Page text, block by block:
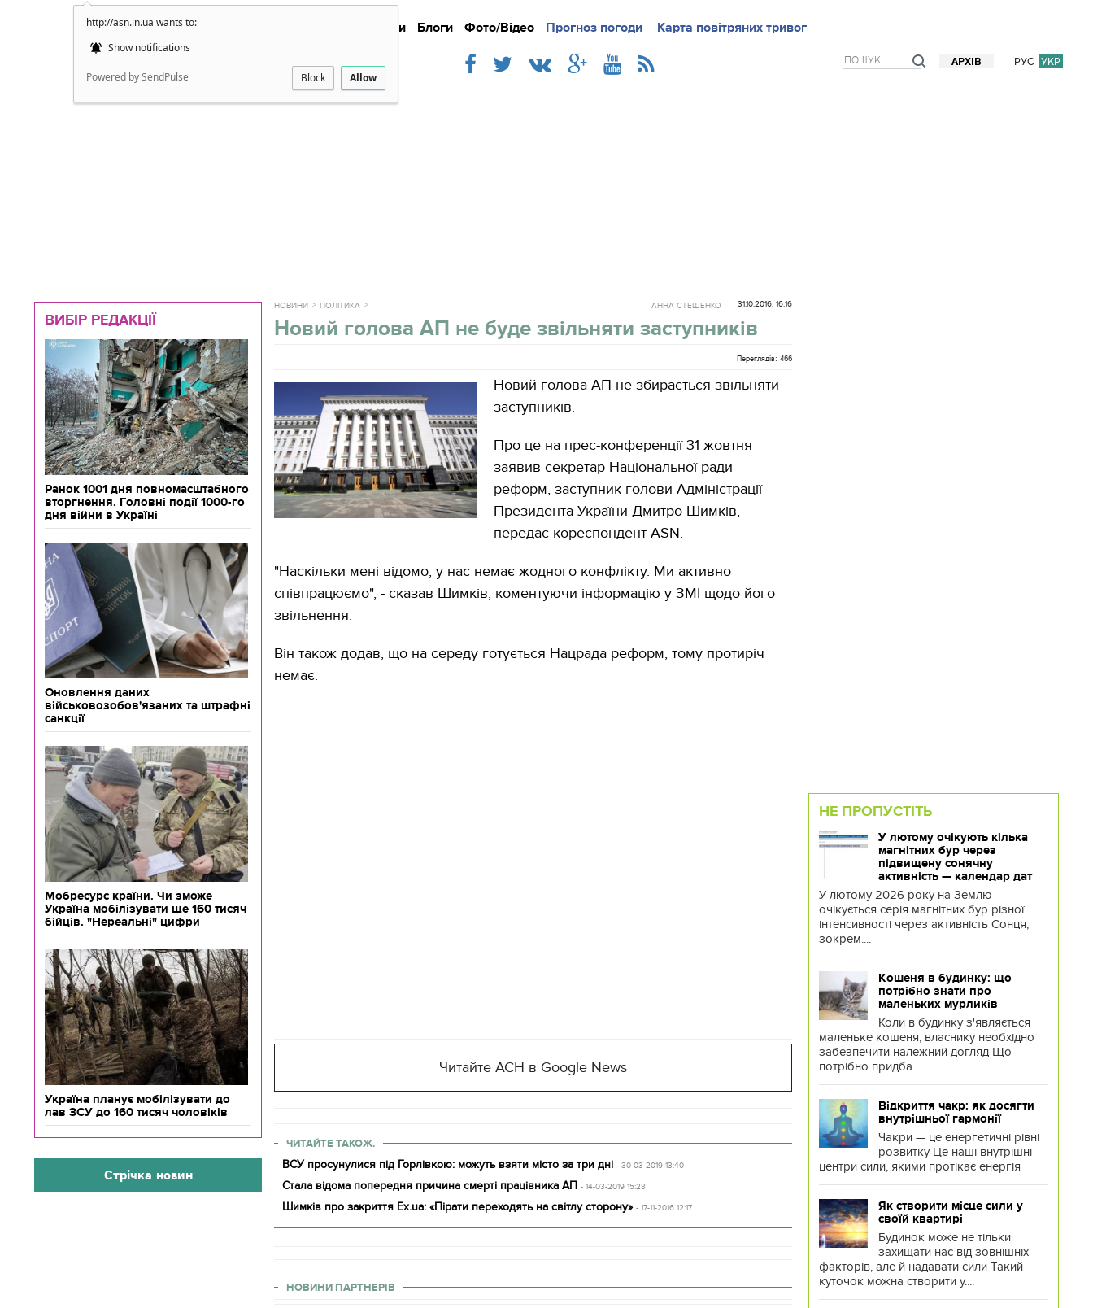
http://asn.in.ua wants to:
Show notifications
Powered by SendPulse Block Allow
Новини Блоги Фото/Відео Прогноз погоди Карта повітряних тривог
РУС УКР
АРХІВ
Докладно Новини Iнтерв`ю Блоги
ВИБІР РЕДАКЦІЇ
Ранок 1001 дня повномасштабного
вторгнення. Головні події 1000-го
дня війни в Україні
Оновлення даних
військовозобов'язаних та штрафні
санкції
Мобресурс країни. Чи зможе
Україна мобілізувати ще 160 тисяч
бійців. "Нереальні" цифри
Україна планує мобілізувати до
лав ЗСУ до 160 тисяч чоловіків
Стрічка новин
НОВИНИ ПОЛІТИКА 31.10.2016, 16:16
АННА СТЕШЕНКО
Новий голова АП не буде звільняти заступників
Переглядів: 466
Новий голова АП не збирається звільняти
заступників.
Про це на прес-конференції 31 жовтня
заявив секретар Національної ради
реформ, заступник голови Адміністрації
Президента України Дмитро Шимків,
передає кореспондент ASN.
"Наскільки мені відомо, у нас немає жодного конфлікту. Ми активно
співпрацюємо", - сказав Шимків, коментуючи інформацію у ЗМІ щодо його
звільнення.
Він також додав, що на середу готується Нацрада реформ, тому протиріч
немає.
Читайте АСН в Google News
ЧИТАЙТЕ ТАКОЖ.
ВСУ просунулися під Горлівкою: можуть взяти місто за три дні - 30-03-2019 13:40
Стала відома попередня причина смерті працівника АП - 14-03-2019 15:28
Шимків про закриття Ex.ua: «Пірати переходять на світлу сторону» - 17-11-2016 12:17
НОВИНИ ПАРТНЕРІВ
НЕ ПРОПУСТІТЬ
У лютому очікують кілька
магнітних бур через
підвищену сонячну
активність — календар дат
У лютому 2026 року на Землю
очікується серія магнітних бур різної
інтенсивності через активність Сонця,
зокрем....
Кошеня в будинку: що
потрібно знати про
маленьких мурликів
Коли в будинку з'являється
маленьке кошеня, власнику необхідно
забезпечити належний догляд Що
потрібно придба....
Відкриття чакр: як досягти
внутрішньої гармонії
Чакри — це енергетичні рівні
розвитку Це наші внутрішні
центри сили, якими протікає енергія
Як створити місце сили у
своїй квартирі
Будинок може не тільки
захищати нас від зовнішніх
факторів, але й надавати сили Такий
куточок можна створити у....